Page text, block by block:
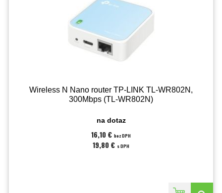
Wireless N Nano router TP-LINK TL-WR802N,
300Mbps (TL-WR802N)
na dotaz
16,10 € bez DPH
19,80 € s DPH